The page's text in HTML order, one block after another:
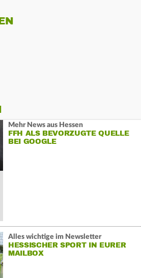
Mehr News aus Hessen
FFH ALS BEVORZUGTE QUELLE
BEI GOOGLE
Alles wichtige im Newsletter
HESSISCHER SPORT IN EURER
MAILBOX